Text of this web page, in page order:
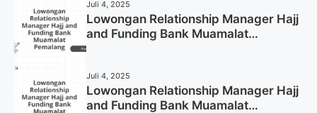
Juli 4, 2025
Lowongan Relationship Manager Hajj
and Funding Bank Muamalat
Juli 4, 2025
Lowongan Relationship Manager Hajj
and Funding Bank Muamalat